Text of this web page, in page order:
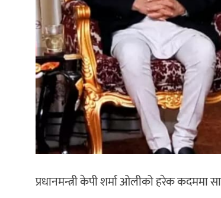
प्रधानमन्त्री केपी शर्मा ओलीको हरेक कदममा